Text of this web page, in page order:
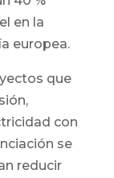
en la
europea.
que
con
se
reducir